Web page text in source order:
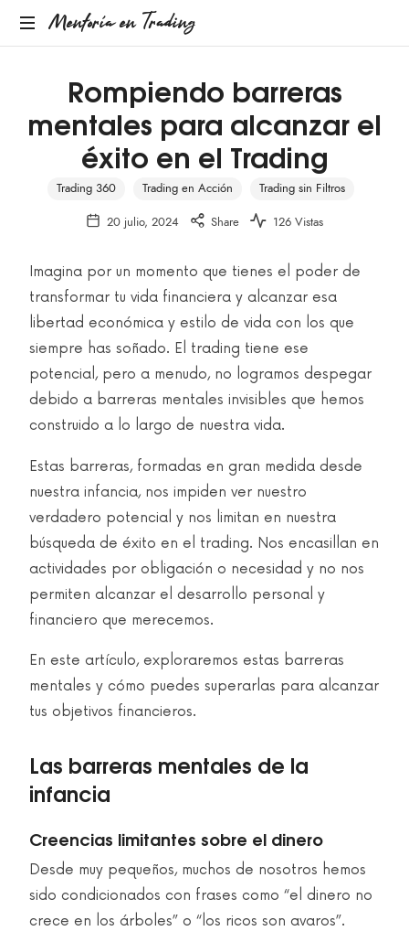
Mentoría en Trading
Rompiendo barreras
mentales para alcanzar el
éxito en el Trading
Trading 360 Trading en Acción Trading sin Filtros
20 julio, 2024 Share 126 Vistas
Imagina por un momento que tienes el poder de
transformar tu vida financiera y alcanzar esa
libertad económica y estilo de vida con los que
siempre has soñado. El trading tiene ese
potencial, pero a menudo, no logramos despegar
debido a barreras mentales invisibles que hemos
construido a lo largo de nuestra vida.
Estas barreras, formadas en gran medida desde
nuestra infancia, nos impiden ver nuestro
verdadero potencial y nos limitan en nuestra
búsqueda de éxito en el trading. Nos encasillan en
actividades por obligación o necesidad y no nos
permiten alcanzar el desarrollo personal y
financiero que merecemos.
En este artículo, exploraremos estas barreras
mentales y cómo puedes superarlas para alcanzar
tus objetivos financieros.
Las barreras mentales de la
infancia
Creencias limitantes sobre el dinero
Desde muy pequeños, muchos de nosotros hemos
sido condicionados con frases como “el dinero no
crece en los árboles” o “los ricos son avaros”.